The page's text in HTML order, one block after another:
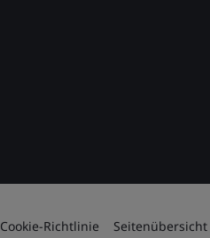
Cookie-Richtlinie Seitenübersicht